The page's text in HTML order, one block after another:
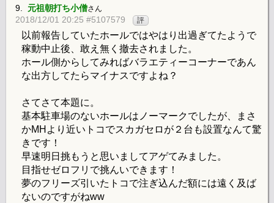
9. 元祖朝打ち小僧さん
2018/12/01 20:25 #5107579 評
以前報告していたホールではやはり出過ぎてたようで
稼動中止後、敢え無く撤去されました。
ホール側からしてみればバラエティーコーナーであん
な出方してたらマイナスですよね？
さてさて本題に。
基本駐車場のないホールはノーマークでしたが、まさ
かMHより近いトコでスカガセロが２台も設置なんて驚
きです！
早速明日挑もうと思いましてアゲてみました。
目指せゼロフリで挑んいできます！
夢のフリーズ引いたトコで注ぎ込んだ額には遠く及ば
ないのですがねww